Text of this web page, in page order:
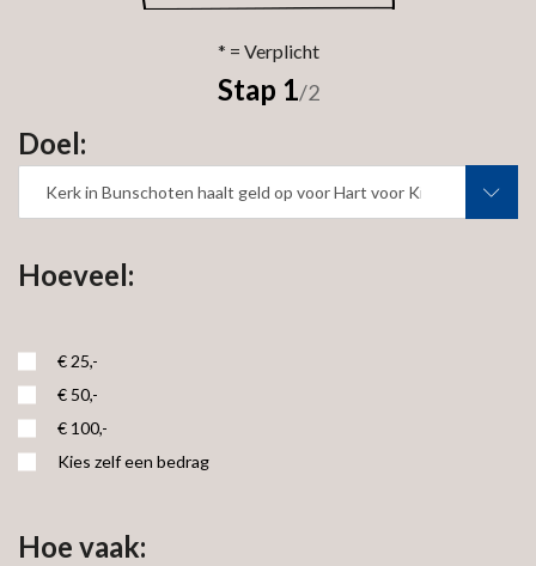
Stap 1/2
Doel:
Kerk in Bunschoten haalt geld op voor Hart voor Kinderen
Hoeveel:
€ 25,-
€ 50,-
€ 100,-
Kies zelf een bedrag
Hoe vaak: